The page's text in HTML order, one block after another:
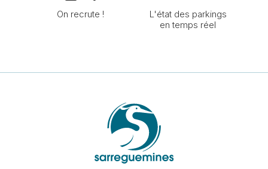
On recrute !
L'état des parkings
en temps réel